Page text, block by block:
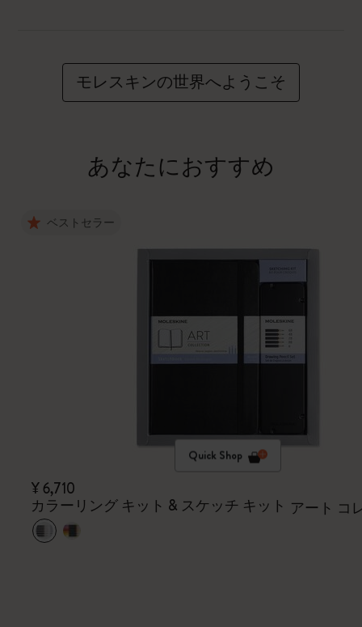
モレスキンの世界へようこそ
あなたにおすすめ
ベストセラー
Quick Shop
¥ 6,710
カラーリング キット & スケッチ キット アート コ